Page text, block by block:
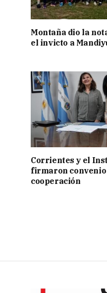
Montaña dio la
el invicto a
Corrientes y el
firmaron convenio
cooperación